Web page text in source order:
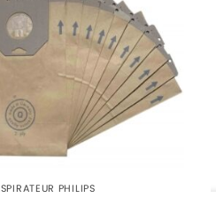
PHILIPS